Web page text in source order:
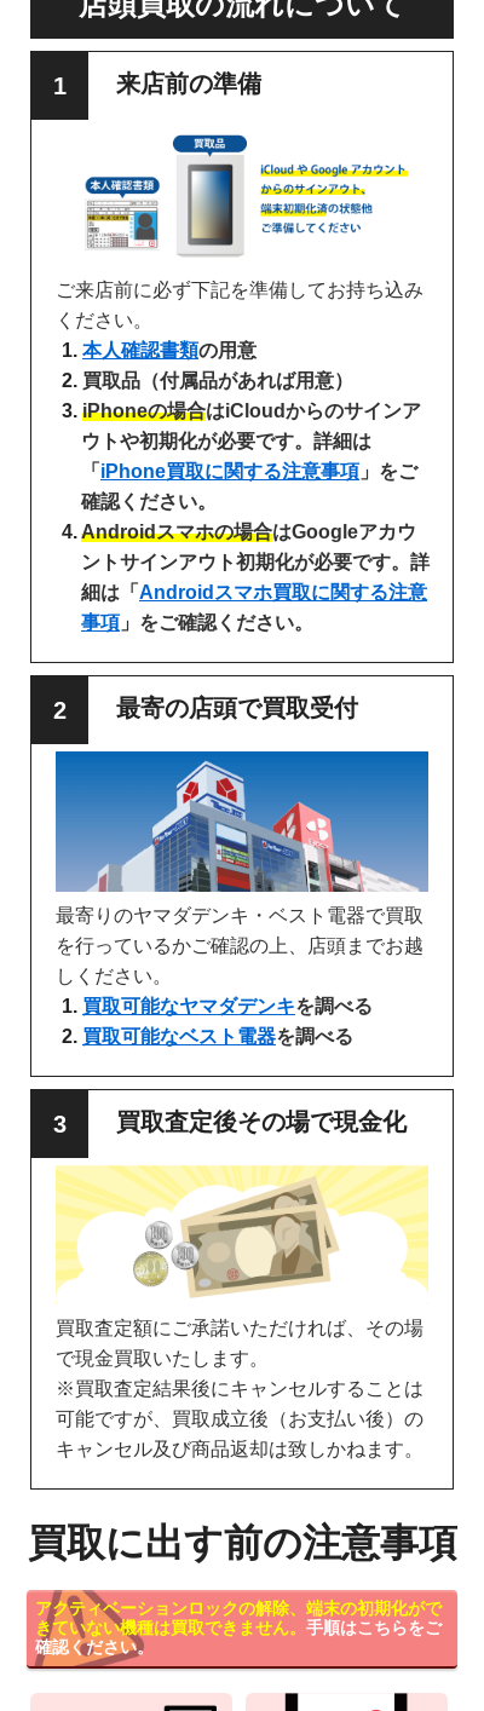
来店前の準備
ご来店前に必ず下記を準備してお持ち込み
ください。
本人確認書類の用意
買取品（付属品があれば用意）
iPhoneの場合はiCloudからのサインア
ウトや初期化が必要です。詳細は
「 iPhone買取に関する注意事項 」をご
確認ください。
Androidスマホの場合はGoogleアカウ
ントサインアウト初期化が必要です。詳
細は「 Androidスマホ買取に関する注意
事項 」をご確認ください。
最寄の店頭で買取受付
最寄りのヤマダデンキ・ベスト電器で買取
を行っているかご確認の上、店頭までお越
しください。
買取可能なヤマダデンキを調べる
買取可能なベスト電器を調べる
買取査定後その場で現金化
買取査定額にご承諾いただければ、その場
で現金買取いたします。
※買取査定結果後にキャンセルすることは
可能ですが、買取成立後（お支払い後）の
キャンセル及び商品返却は致しかねます。
買取に出す前の注意事項
アクティベーションロックの解除、端末の初期化がで
きていない機種は買取できません。 手順はこちらをご
確認ください。